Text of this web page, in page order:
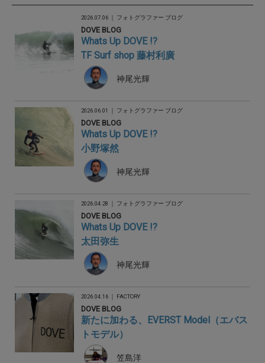
2026.07.06 ｜ フォトグラファー ブログ
DOVE BLOG
Whats Up DOVE !?
TF Surf shop 藤村利廣
神尾光輝
2026.06.01 ｜ フォトグラファー ブログ
DOVE BLOG
Whats Up DOVE !?
小野塚然
神尾光輝
2026.04.28 ｜ フォトグラファー ブログ
DOVE BLOG
Whats Up DOVE !?
太田弥生
神尾光輝
2026.04.16 ｜ FACTORY
DOVE BLOG
新たに加わる、EVERST Model（エバス
トモデル）
笠島洋